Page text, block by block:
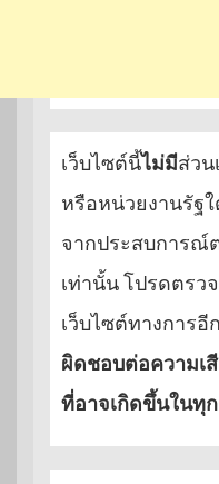
เว็บไซต์นี้ไม่มีส่วน
หรือหน่วยงานรัฐ
จากประสบการณ์
เท่านั้น โปรดตรว
เว็บไซต์ทางการ
ผิดชอบต่อความเ
ที่อาจเกิดขึ้นในทุ